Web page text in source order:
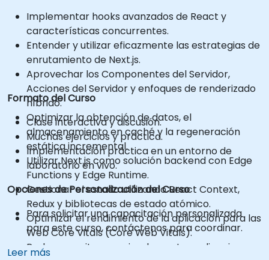
Implementar hooks avanzados de React y
características concurrentes.
Entender y utilizar eficazmente las estrategias de
enrutamiento de Next.js.
Aprovechar los Componentes del Servidor,
Acciones del Servidor y enfoques de renderizado
híbrido.
Optimizar la obtención de datos, el
almacenamiento en caché y la regeneración
estática incremental.
Utilizar Next.js como solución backend con Edge
Functions y Edge Runtime.
Gestionar el estado utilizando React Context,
Redux y bibliotecas de estado atómico.
Optimizar el rendimiento de la aplicación para las
Web Core Vitals (Core Web Vitals).
Probar, monitorear e implementar aplicaciones
Formato del Curso
Clase interactiva y discusión.
Muchas ejercicios y práctica.
Implementación práctica en un entorno de
laboratorio en vivo.
Opciones de Personalización del Curso
Para solicitar una capacitación personalizada
para este curso, contáctenos para coordinar.
Leer más